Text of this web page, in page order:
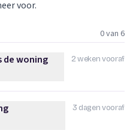
voor.
0 van 6
2 weken vooraf
leeg moet afvinken
de woning
3 dagen vooraf
afvinken